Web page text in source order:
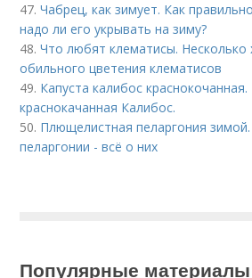
47.Чабрец, как зимует. Как
надо ли его укрывать на зиму?
48.Что любят клематисы. Несколько
обильного цветения клематисов
49. Капуста калибос краснокочанная.
краснокачанная Калибос.
50. Плющелистная пеларгония
пеларгонии - всё о них
Популярные материалы